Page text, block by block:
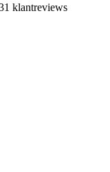
klantreviews